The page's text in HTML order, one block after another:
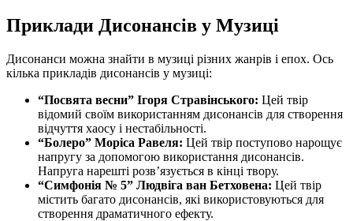
Приклади Дисонансів у Музиці
Дисонанси можна знайти в музиці різних жанрів і епох. Ось
кілька прикладів дисонансів у музиці:
“Посвята весни” Ігоря Стравінського: Цей твір
відомий своїм використанням дисонансів для створення
відчуття хаосу і нестабільності.
“Болеро” Моріса Равеля: Цей твір поступово нарощує
напругу за допомогою використання дисонансів.
Напруга нарешті розв’язується в кінці твору.
“Симфонія № 5” Людвіга ван Бетховена: Цей твір
містить багато дисонансів, які використовуються для
створення драматичного ефекту.